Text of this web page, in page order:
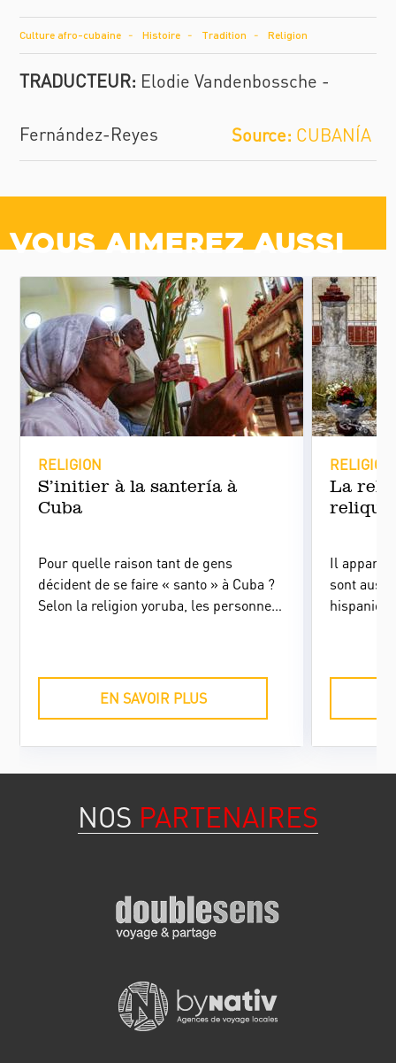
Culture afro-cubaine Histoire Tradition Religion
TRADUCTEUR: Elodie Vandenbossche -
Fernández-Reyes CUBANÍA
Vous aimerez aussi
RELIGION
S’initier à la santería à
Cuba
Pour quelle raison tant de gens
décident de se faire « santo » à Cuba ?
Selon la religion yoruba, les personnes
quotidienne.
EN SAVOIR PLUS
RELIGION
La
Il
sont
Études
Cuba,
NOS PARTENAIRES